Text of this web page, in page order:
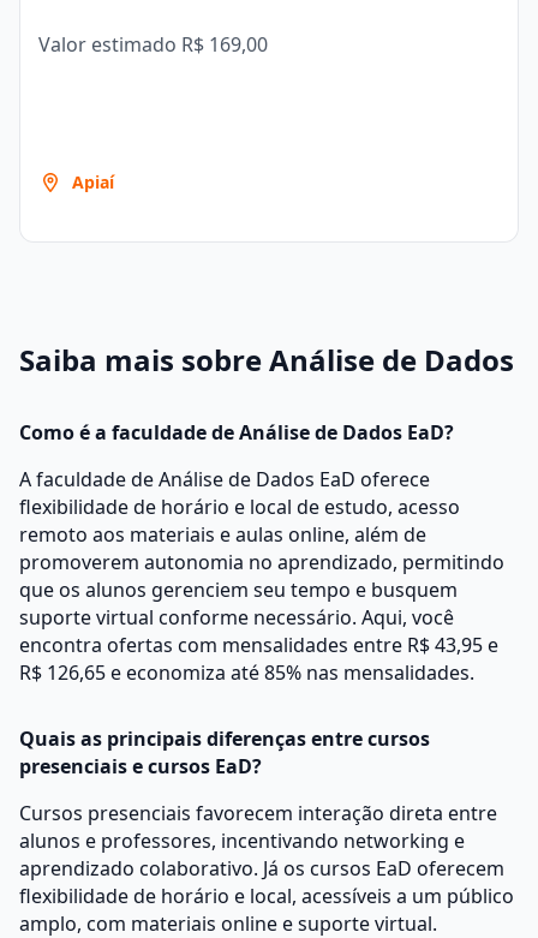
Valor estimado R$ 169,00
Apiaí
Saiba mais sobre Análise de Dados
Como é a faculdade de Análise de Dados EaD?
A faculdade de Análise de Dados EaD oferece
flexibilidade de horário e local de estudo, acesso
remoto aos materiais e aulas online, além de
promoverem autonomia no aprendizado, permitindo
que os alunos gerenciem seu tempo e busquem
suporte virtual conforme necessário. Aqui, você
encontra ofertas com mensalidades entre R$ 43,95 e
R$ 126,65 e economiza até 85% nas mensalidades.
Quais as principais diferenças entre cursos
presenciais e cursos EaD?
Cursos presenciais favorecem interação direta entre
alunos e professores, incentivando networking e
aprendizado colaborativo. Já os cursos EaD oferecem
flexibilidade de horário e local, acessíveis a um público
amplo, com materiais online e suporte virtual.